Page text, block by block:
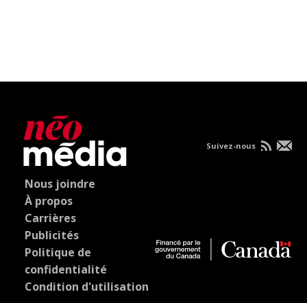
Nous joindre
À propos
Carrières
Publicités
Politique de
confidentialité
Condition d'utilisation
Suivez-nous